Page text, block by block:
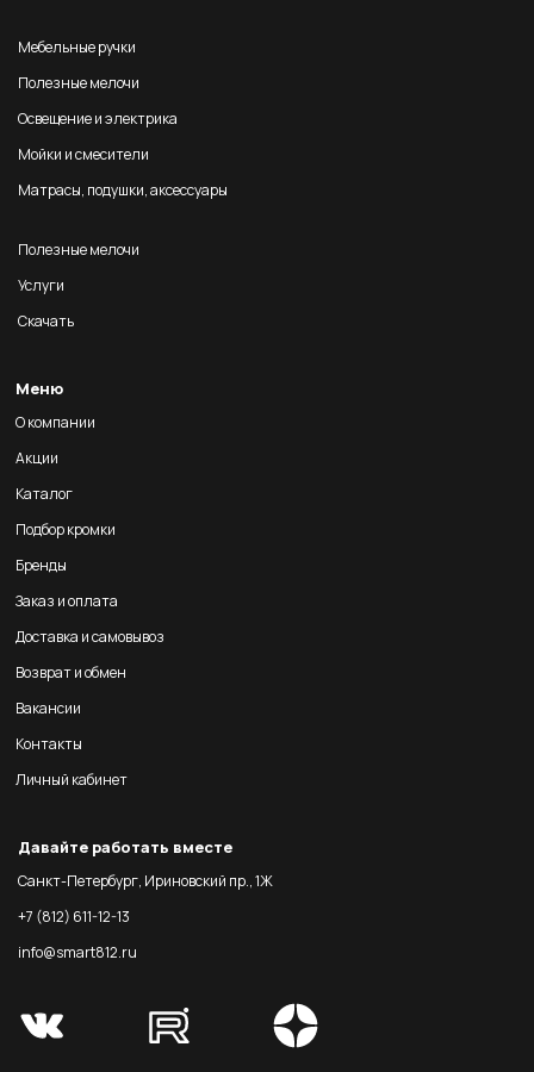
Мебельные ручки
Полезные мелочи
Освещение и электрика
Мойки и смесители
Матрасы, подушки, аксессуары
Полезные мелочи
Услуги
Скачать
Меню
О компании
Акции
Каталог
Подбор кромки
Бренды
Заказ и оплата
Доставка и самовывоз
Возврат и обмен
Вакансии
Контакты
Личный кабинет
Давайте работать вместе
Санкт-Петербург, Ириновский пр., 1Ж
+7 (812) 611-12-13
info@smart812.ru